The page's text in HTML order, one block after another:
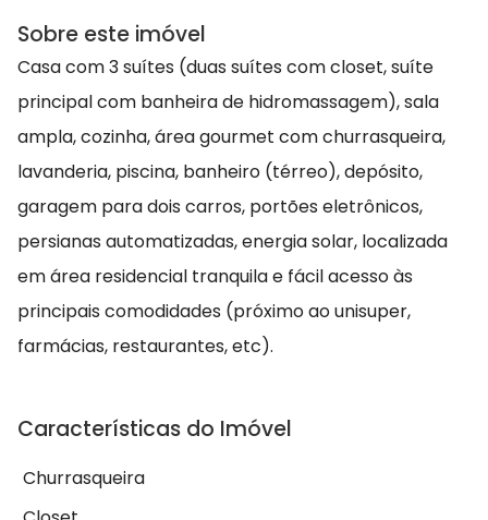
Sobre este imóvel
Casa com 3 suítes (duas suítes com closet, suíte
principal com banheira de hidromassagem), sala
ampla, cozinha, área gourmet com churrasqueira,
lavanderia, piscina, banheiro (térreo), depósito,
garagem para dois carros, portões eletrônicos,
persianas automatizadas, energia solar, localizada
em área residencial tranquila e fácil acesso às
principais comodidades (próximo ao unisuper,
farmácias, restaurantes, etc).
Características do Imóvel
Churrasqueira